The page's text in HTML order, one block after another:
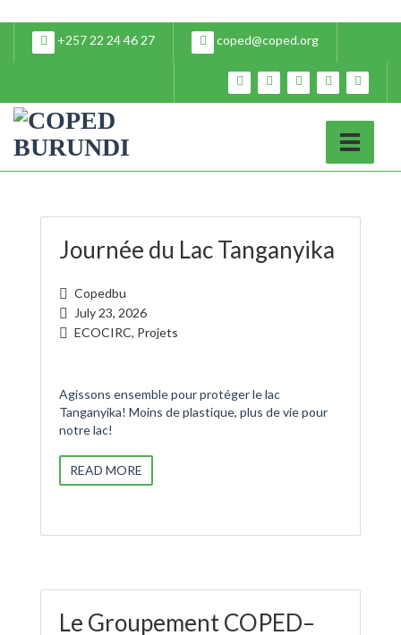
+257 22 24 46 27 coped@coped.org
Journée du Lac Tanganyika
Copedbu
July 23, 2026
ECOCIRC, Projets
Agissons ensemble pour protéger le lac
Tanganyika! Moins de plastique, plus de vie pour
notre lac!
READ MORE
Le Groupement COPED–